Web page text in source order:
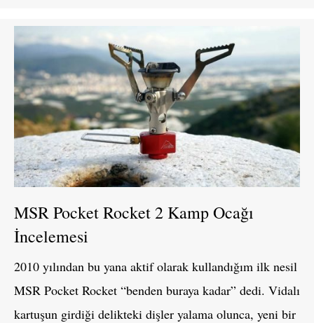
MSR Pocket Rocket 2 Kamp Ocağı
İncelemesi
2010 yılından bu yana aktif olarak kullandığım ilk nesil
MSR Pocket Rocket “benden buraya kadar” dedi. Vidalı
kartuşun girdiği delikteki dişler yalama olunca, yeni bir